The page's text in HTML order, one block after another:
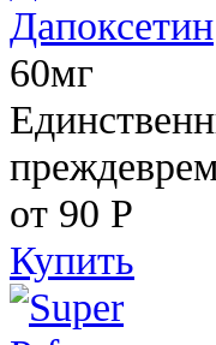
Дапоксетин
60мг
от 90 Р
Купить